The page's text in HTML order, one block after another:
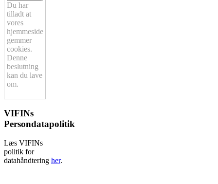
Du har
tilladt at
vores
hjemmeside
gemmer
cookies.
Denne
beslutning
kan du lave
om.
VIFINs
Persondatapolitik
Læs VIFINs
politik for
datahåndtering her.